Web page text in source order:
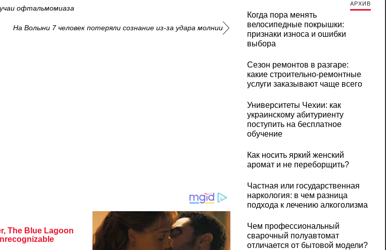
офтальмомиаза
На Волыни 7 человек потеряли сознание из-за удара молнии
АРХИВ
Когда пора менять
велосипедные покрышки:
признаки износа и ошибки
выбора
Сезон ремонтов в разгаре:
какие строительно-ремонтные
услуги заказывают чаще всего
Университеты Чехии: как
украинскому абитуриенту
поступить на бесплатное
обучение
Как носить яркий женский
аромат и не переборщить?
Частная или государственная
наркология: в чем разница
подхода к лечению алкоголизма
Чем профессиональный
сварочный полуавтомат
отличается от бытовой модели?